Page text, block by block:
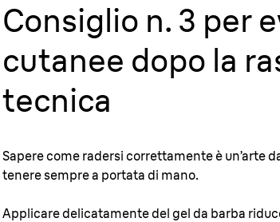
Consiglio n. 3 per
cutanee dopo la
tecnica
Sapere come radersi correttamente è un’arte
tenere sempre a portata di mano.
Applicare delicatamente del gel da barba